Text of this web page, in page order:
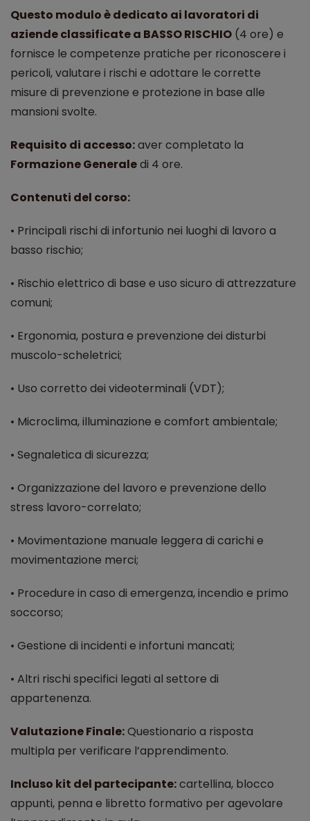
Questo modulo è dedicato ai lavoratori di
aziende classificate a BASSO RISCHIO (4 ore) e
fornisce le competenze pratiche per riconoscere i
pericoli, valutare i rischi e adottare le corrette
misure di prevenzione e protezione in base alle
mansioni svolte.
Requisito di accesso:aver completato la
Formazione Generaledi 4 ore.
Contenuti del corso:
• Principali rischi di infortunio nei luoghi di lavoro a
basso rischio;
• Rischio elettrico di base e uso sicuro di attrezzature
comuni;
• Ergonomia, postura e prevenzione dei disturbi
muscolo-scheletrici;
• Uso corretto dei videoterminali (VDT);
• Microclima, illuminazione e comfort ambientale;
• Segnaletica di sicurezza;
• Organizzazione del lavoro e prevenzione dello
stress lavoro-correlato;
• Movimentazione manuale leggera di carichi e
movimentazione merci;
• Procedure in caso di emergenza, incendio e primo
soccorso;
• Gestione di incidenti e infortuni mancati;
• Altri rischi specifici legati al settore di
appartenenza.
Valutazione Finale:Questionario a risposta
multipla per verificare l’apprendimento.
Incluso kit del partecipante:cartellina, blocco
appunti, penna e libretto formativo per agevolare